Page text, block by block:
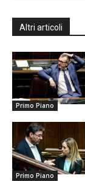
Altri articoli
Primo Piano
Primo Piano